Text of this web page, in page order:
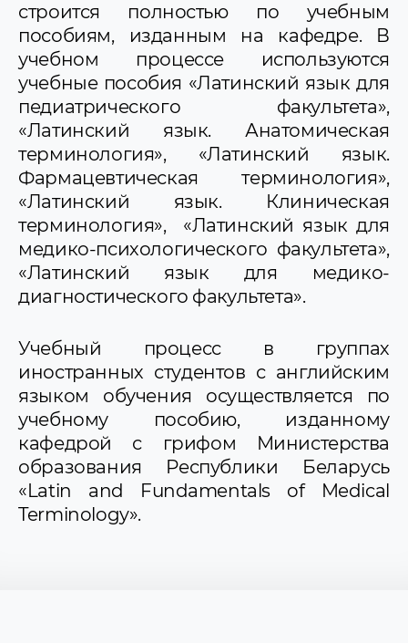
строится полностью по учебным
пособиям, изданным на кафедре. В
учебном процессе используются
учебные пособия «Латинский язык для
педиатрического факультета»,
«Латинский язык. Анатомическая
терминология», «Латинский язык.
Фармацевтическая терминология»,
«Латинский язык. Клиническая
терминология», «Латинский язык для
медико-психологического факультета»,
«Латинский язык для медико-
диагностического факультета».
Учебный процесс в группах
иностранных студентов с английским
языком обучения осуществляется по
учебному пособию, изданному
кафедрой с грифом Министерства
образования Республики Беларусь
«Latin and Fundamentals of Medical
Terminology».